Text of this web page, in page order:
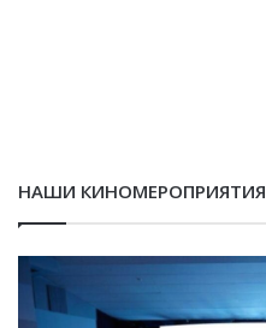
НАШИ КИНОМЕРОПРИЯТИЯ